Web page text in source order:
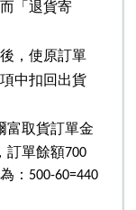
「退貨寄
，使原訂單
中扣回出貨
富取貨訂單金
訂單餘額700
：500-60=440